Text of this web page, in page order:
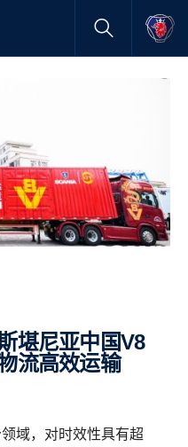
流高效运输
域，对时效性具有超